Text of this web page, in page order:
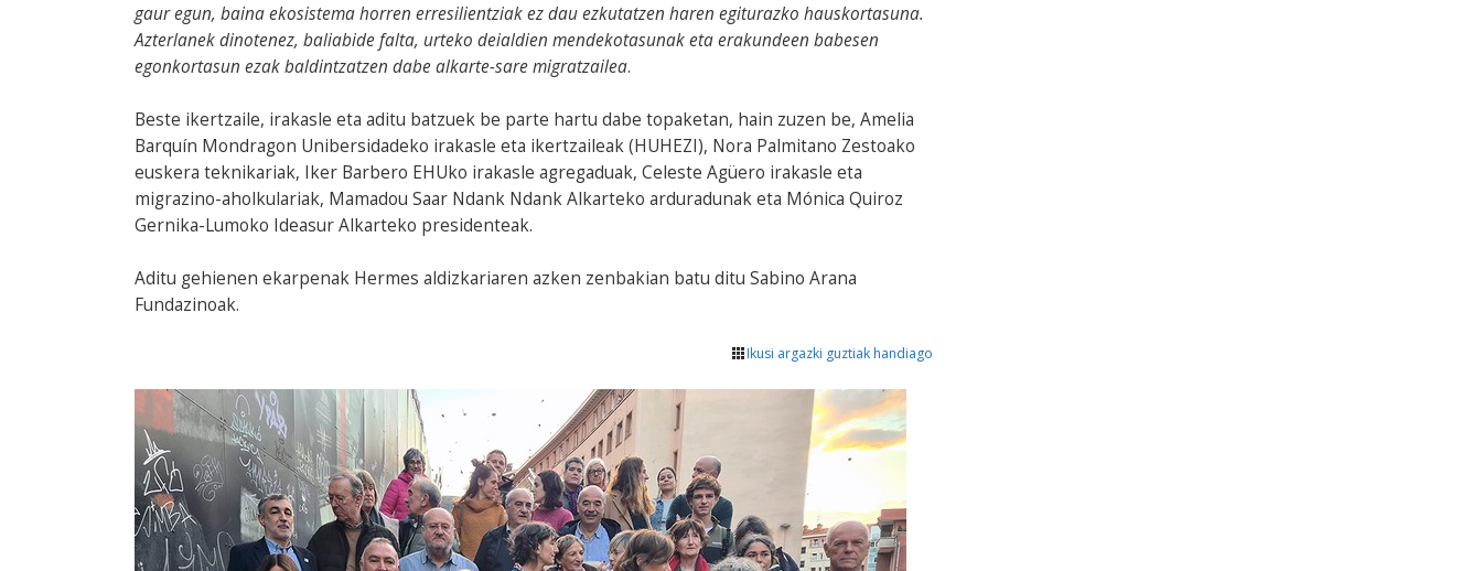
gaur egun, baina ekosistema horren erresilientziak ez dau ezkutatzen haren egiturazko hauskortasuna.
Azterlanek dinotenez, baliabide falta, urteko deialdien mendekotasunak eta erakundeen babesen
egonkortasun ezak baldintzatzen dabe alkarte-sare migratzailea.
Beste ikertzaile, irakasle eta aditu batzuek be parte hartu dabe topaketan, hain zuzen be, Amelia
Barquín Mondragon Unibersidadeko irakasle eta ikertzaileak (HUHEZI), Nora Palmitano Zestoako
euskera teknikariak, Iker Barbero EHUko irakasle agregaduak, Celeste Agüero irakasle eta
migrazino-aholkulariak, Mamadou Saar Ndank Ndank Alkarteko arduradunak eta Mónica Quiroz
Gernika-Lumoko Ideasur Alkarteko presidenteak.
Aditu gehienen ekarpenak Hermes aldizkariaren azken zenbakian batu ditu Sabino Arana
Fundazinoak.
Ikusi argazki guztiak handiago